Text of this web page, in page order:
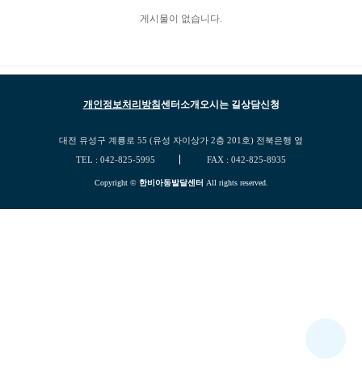
게시물이 없습니다.
개인정보처리방침센터소개오시는 길상담신청
대전 유성구 계룡로 55 (유성 자이상가 2층 201호) 전북은행 옆
TEL : 042-825-5995
FAX : 042-825-8935
Copyright © 한비아동발달센터 All rights reserved.